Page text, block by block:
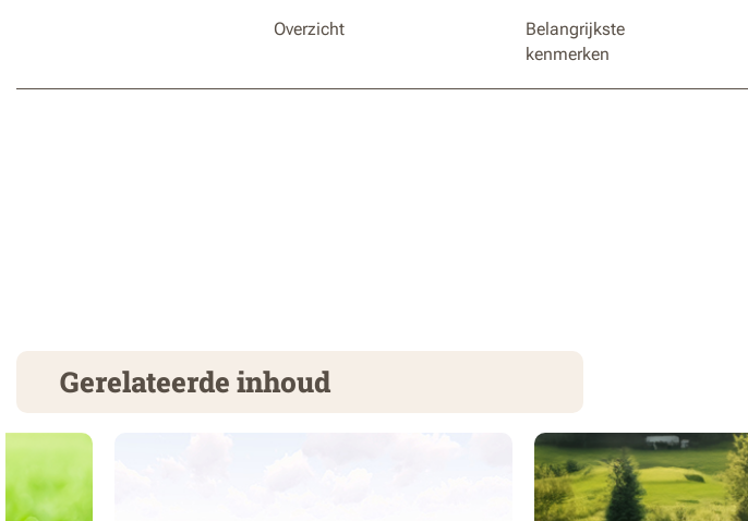
Overzicht
Belangrijkste
kenmerken
Gerelateerde inhoud